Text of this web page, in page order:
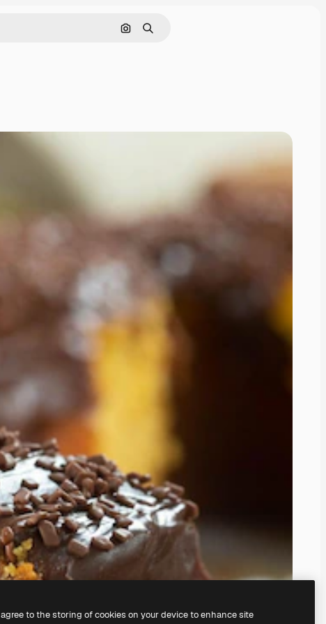
Pesquisar por imagem
Buscar
to the storing of cookies on your device to enhance site